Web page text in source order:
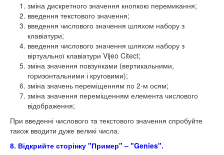
зміна дискретного значення кнопкою перемикання;
введення текстового значення;
введення числового значення шляхом набору з
клавіатури;
введення числового значення шляхом набору з
віртуальної клавіатури Vijeo Citect;
зміна значення повзунками (вертикальними,
горизонтальними і круговими);
зміна значень переміщенням по 2-м осям;
зміна значення переміщенням елемента числового
відображення;
При введенні числового та текстового значення спробуйте
також вводити дуже великі числа.
8. Відкрийте сторінку "Пример" – "Genies".